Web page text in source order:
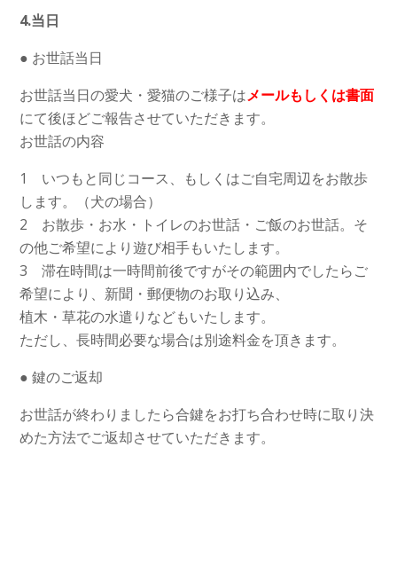
4.当日
● お世話当日
お世話当日の愛犬・愛猫のご様子はメールもしくは書面
にて後ほどご報告させていただきます。
お世話の内容
1 いつもと同じコース、もしくはご自宅周辺をお散歩
します。（犬の場合）
2 お散歩・お水・トイレのお世話・ご飯のお世話。そ
の他ご希望により遊び相手もいたします。
3 滞在時間は一時間前後ですがその範囲内でしたらご
希望により、新聞・郵便物のお取り込み、
植木・草花の水遣りなどもいたします。
ただし、長時間必要な場合は別途料金を頂きます。
● 鍵のご返却
お世話が終わりましたら合鍵をお打ち合わせ時に取り決
めた方法でご返却させていただきます。